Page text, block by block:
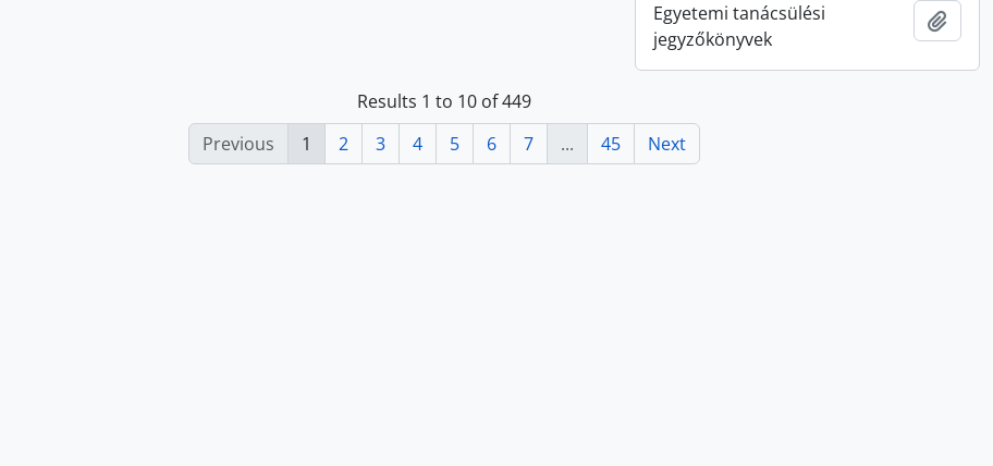
Egyetemi tanácsülési
jegyzőkönyvek
Add
Results 1 to 10 of 449
Previous
1 2 3 4 5 6 7 ... 45 Next